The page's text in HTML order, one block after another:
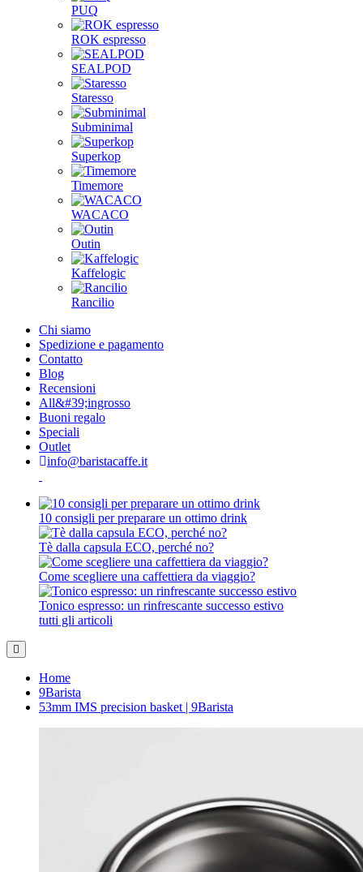
PUQ
ROK espresso
SEALPOD
Staresso
Subminimal
Superkop
Timemore
WACACO
Outin
Kaffelogic
Rancilio
Chi siamo
Spedizione e pagamento
Contatto
Blog
Recensioni
All&#39;ingrosso
Buoni regalo
Speciali
Outlet
info@baristacaffe.it
10 consigli per preparare un ottimo drink
Tè dalla capsula ECO, perché no?
Come scegliere una caffettiera da viaggio?
Tonico espresso: un rinfrescante successo estivo
tutti gli articoli
Home
9Barista
53mm IMS precision basket | 9Barista